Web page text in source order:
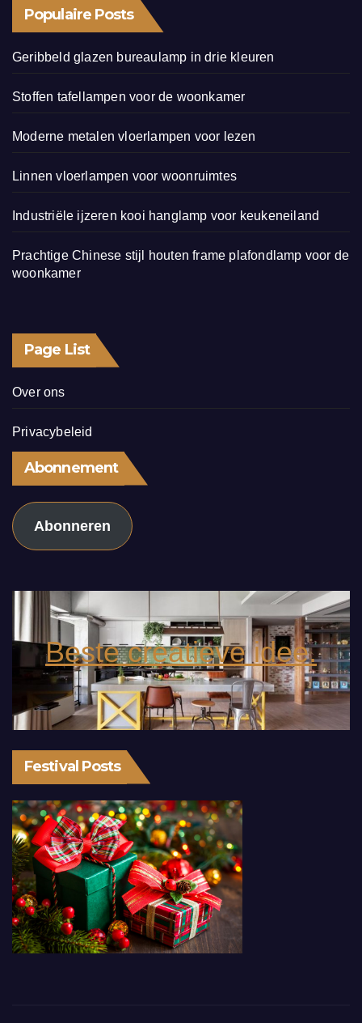
Populaire Posts
Geribbeld glazen bureaulamp in drie kleuren
Stoffen tafellampen voor de woonkamer
Moderne metalen vloerlampen voor lezen
Linnen vloerlampen voor woonruimtes
Industriële ijzeren kooi hanglamp voor keukeneiland
Prachtige Chinese stijl houten frame plafondlamp voor de
woonkamer
Page List
Over ons
Privacybeleid
Abonnement
Abonneren
Beste creatieve idee.
Festival Posts